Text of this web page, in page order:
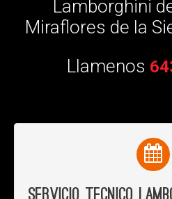
Lamborghini
Miraflores de la
Llamenos
Servicio Tecnico